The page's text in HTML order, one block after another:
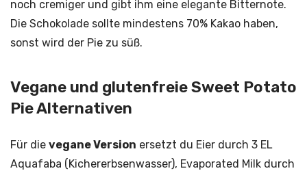
noch cremiger und gibt ihm eine elegante Bitternote.
Die Schokolade sollte mindestens 70% Kakao haben,
sonst wird der Pie zu süß.
Vegane und glutenfreie Sweet Potato
Pie Alternativen
Für die vegane Version ersetzt du Eier durch 3 EL
Aquafaba (Kichererbsenwasser), Evaporated Milk durch